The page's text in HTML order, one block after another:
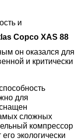
и
Copco XAS 88
он оказался для
и критически
для
сложных
компрессор
экологически